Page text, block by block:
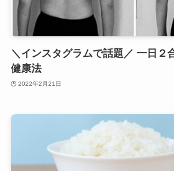
＼インスタグラムで話題／ 一日２
健康法
2022年2月21日